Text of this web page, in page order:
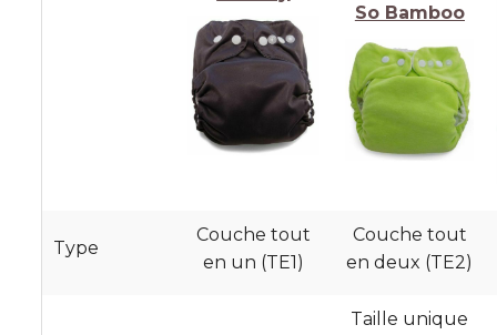
So Bamboo
Type
Couche tout
en un (TE1)
Couche tout
en deux (TE2)
Taille unique